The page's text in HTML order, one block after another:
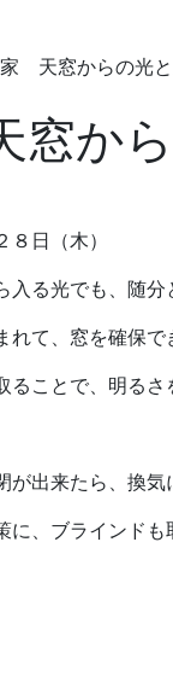
天窓からの光
か
８日（木）
る光でも、随分
て、窓を確保で
ことで、明るさ
出来たら、換気
、ブラインドも